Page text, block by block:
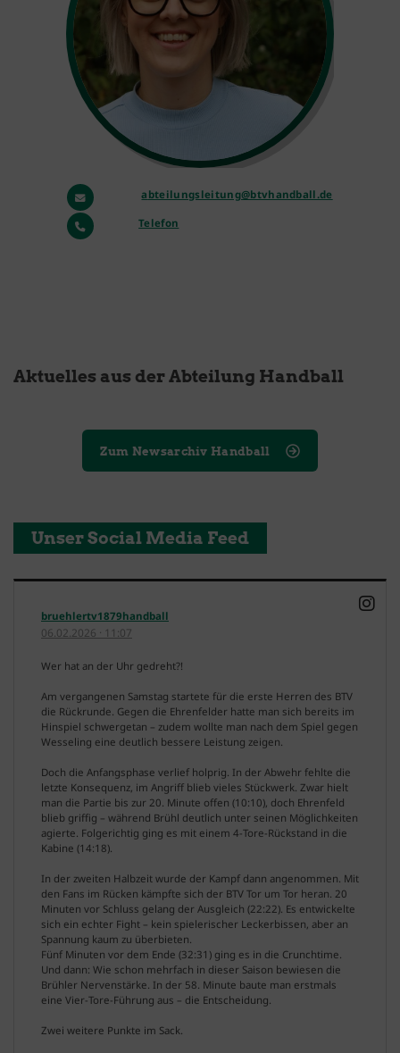
a bteilungsleitung@btvhandball.de
Telefon
Aktuelles aus der Abteilung Handball
Zum Newsarchiv Handball
Unser Social Media Feed
bruehlertv1879handball
06.02.2026 · 11:07
Wer hat an der Uhr gedreht?!
Am vergangenen Samstag startete für die erste Herren des BTV
die Rückrunde. Gegen die Ehrenfelder hatte man sich bereits im
Hinspiel schwergetan – zudem wollte man nach dem Spiel gegen
Wesseling eine deutlich bessere Leistung zeigen.
Doch die Anfangsphase verlief holprig. In der Abwehr fehlte die
letzte Konsequenz, im Angriff blieb vieles Stückwerk. Zwar hielt
man die Partie bis zur 20. Minute offen (10:10), doch Ehrenfeld
blieb griffig – während Brühl deutlich unter seinen Möglichkeiten
agierte. Folgerichtig ging es mit einem 4-Tore-Rückstand in die
Kabine (14:18).
In der zweiten Halbzeit wurde der Kampf dann angenommen. Mit
den Fans im Rücken kämpfte sich der BTV Tor um Tor heran. 20
Minuten vor Schluss gelang der Ausgleich (22:22). Es entwickelte
sich ein echter Fight – kein spielerischer Leckerbissen, aber an
Spannung kaum zu überbieten.
Fünf Minuten vor dem Ende (32:31) ging es in die Crunchtime.
Und dann: Wie schon mehrfach in dieser Saison bewiesen die
Brühler Nervenstärke. In der 58. Minute baute man erstmals
eine Vier-Tore-Führung aus – die Entscheidung.
Zwei weitere Punkte im Sack.